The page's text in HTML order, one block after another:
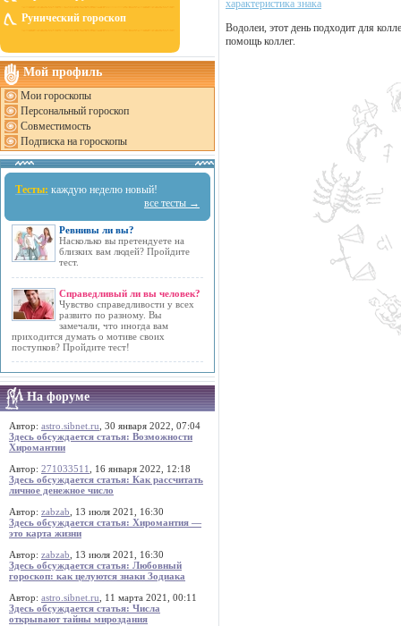
Рунический гороскоп
Мой профиль
Мои гороскопы
Персональный гороскоп
Совместимость
Подписка на гороскопы
Тесты: каждую неделю новый!
все тесты →
Ревнивы ли вы?
Насколько вы претендуете на
близких вам людей? Пройдите
тест.
Справедливый ли вы человек?
Чувство справедливости у всех
развито по разному. Вы
замечали, что иногда вам
приходится думать о мотиве своих
поступков? Пройдите тест!
На форуме
Автор: astro.sibnet.ru , 30 января 2022, 07:04
Здесь обсуждается статья: Возможности
Хиромантии
Автор: 271033511
, 16 января 2022, 12:18
Здесь обсуждается статья: Как рассчитать
личное денежное число
Автор: zabzab , 13 июля 2021, 16:30
Здесь обсуждается статья: Хиромантия —
это карта жизни
Автор: zabzab , 13 июля 2021, 16:30
Здесь обсуждается статья: Любовный
гороскоп: как целуются знаки Зодиака
Автор: astro.sibnet.ru , 11 марта 2021, 00:11
Здесь обсуждается статья: Числа
открывают тайны мироздания
характеристика знака
Водолеи, этот день подходит для
помощь коллег.